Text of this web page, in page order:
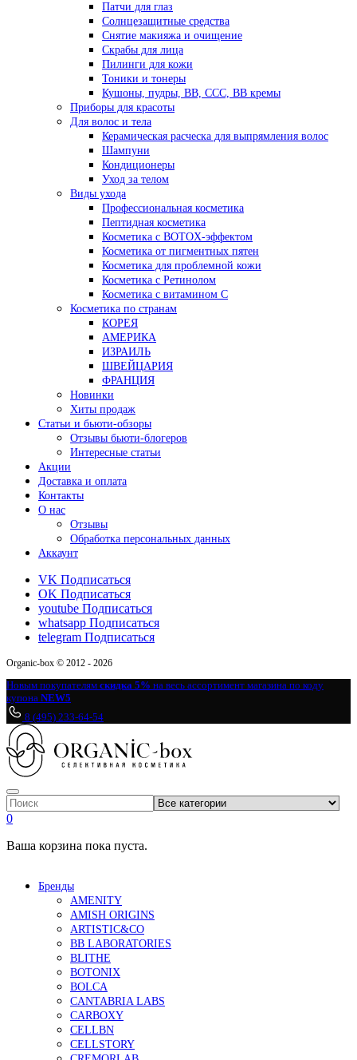
Патчи для глаз
Солнцезащитные средства
Снятие макияжа и очищение
Скрабы для лица
Пилинги для кожи
Тоники и тонеры
Кушоны, пудры, ВВ, ССС, ВВ кремы
Приборы для красоты
Для волос и тела
Керамическая расческа для выпрямления волос
Шампуни
Кондиционеры
Уход за телом
Виды ухода
Профессиональная косметика
Пептидная косметика
Косметика с BOTOX-эффектом
Косметика от пигментных пятен
Косметика для проблемной кожи
Косметика с Ретинолом
Косметика с витамином С
Косметика по странам
КОРЕЯ
АМЕРИКА
ИЗРАИЛЬ
ШВЕЙЦАРИЯ
ФРАНЦИЯ
Новинки
Хиты продаж
Статьи и бьюти-обзоры
Отзывы бьюти-блогеров
Интересные статьи
Акции
Доставка и оплата
Контакты
О нас
Отзывы
Обработка персональных данных
Аккаунт
VK Подписаться
OK Подписаться
youtube Подписаться
whatsapp Подписаться
telegram Подписаться
Organic-box © 2012 - 2026
Новым покупателям скидка 5% на весь ассортимент магазина по коду
купона NEW5
8 (495) 233-64-54
0
Ваша корзина пока пуста.
Бренды
AMENITY
AMISH ORIGINS
ARTISTIC&CO
BB LABORATORIES
BLITHE
BOTONIX
BOLCA
CANTABRIA LABS
CARBOXY
CELLBN
CELLSTORY